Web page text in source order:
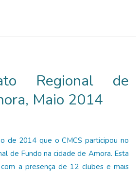
Regional de
Maio 2014
de 2014 que o CMCS participou no
de Fundo na cidade de Amora. Esta
a presença de 12 clubes e mais